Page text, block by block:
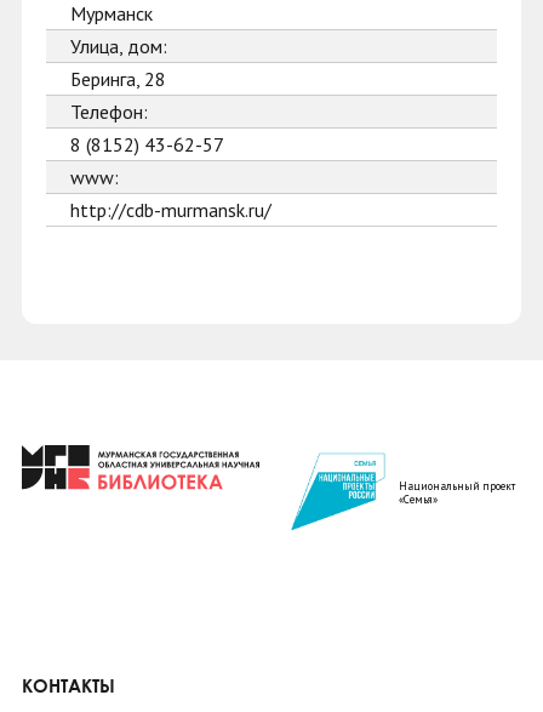
Мурманск
Улица, дом:
Беринга, 28
Телефон:
8 (8152) 43-62-57
www:
http://cdb-murmansk.ru/
Национальный проект
«Семья»
КОНТАКТЫ